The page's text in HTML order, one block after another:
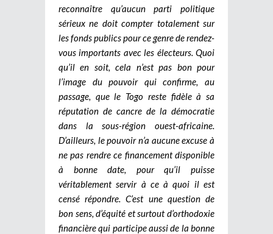
reconnaître qu’aucun parti politique
sérieux ne doit compter totalement sur
les fonds publics pour ce genre de rendez-
vous importants avec les électeurs. Quoi
qu’il en soit, cela n’est pas bon pour
l’image du pouvoir qui confirme, au
passage, que le Togo reste fidèle à sa
réputation de cancre de la démocratie
dans la sous-région ouest-africaine.
D’ailleurs, le pouvoir n’a aucune excuse à
ne pas rendre ce financement disponible
à bonne date, pour qu’il puisse
véritablement servir à ce à quoi il est
censé répondre. C’est une question de
bon sens, d’équité et surtout d’orthodoxie
financière qui participe aussi de la bonne